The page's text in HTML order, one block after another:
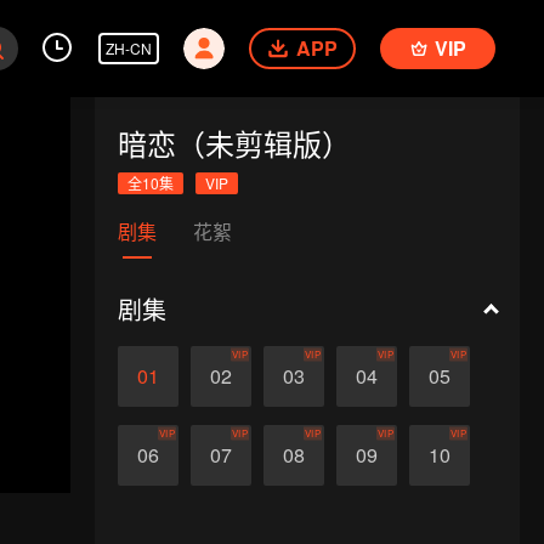
ZH-CN APP VIP
暗恋（未剪辑版）
全10集 VIP
剧集 花絮
剧集
01 02
VIP
03
VIP
04
VIP
05
VIP
06
VIP
07
VIP
08
VIP
09
VIP
10
VIP